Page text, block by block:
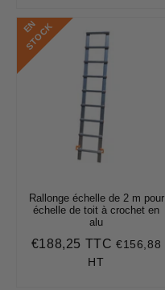
E
N
S
T
O
C
K
Rallonge échelle de 2 m pour
échelle de toit à crochet en
alu
Prix
€188,25 TTC €188,25
€156,88
HT